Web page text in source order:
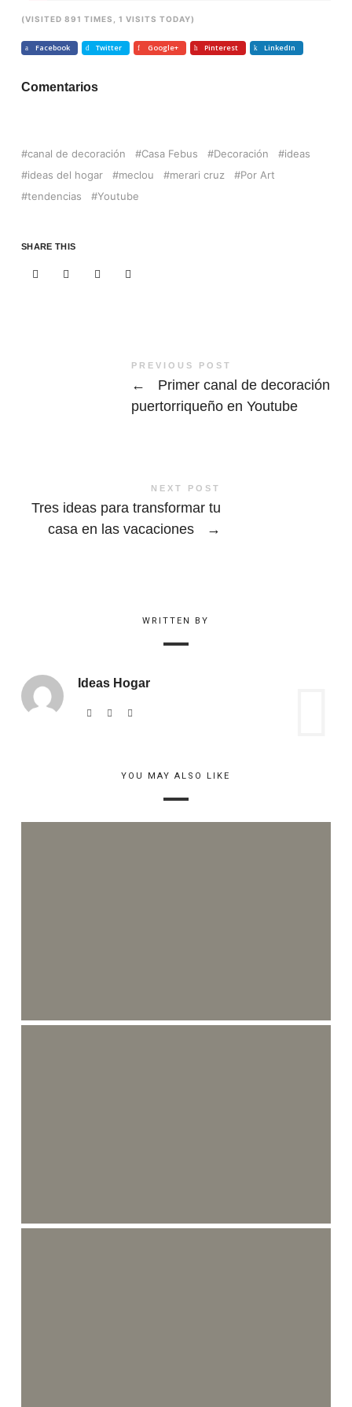
(VISITED 891 TIMES, 1 VISITS TODAY)
Facebook Twitter Google+ Pinterest LinkedIn
Comentarios
canal de decoración Casa Febus Decoración
ideas
ideas del hogar
meclou merari cruz
Por Art
tendencias
Youtube
SHARE THIS
PREVIOUS POST
←
Primer canal de decoración
puertorriqueño en Youtube
NEXT POST
Tres ideas para transformar tu
casa en las vacaciones
→
WRITTEN BY
Ideas Hogar
YOU MAY ALSO LIKE